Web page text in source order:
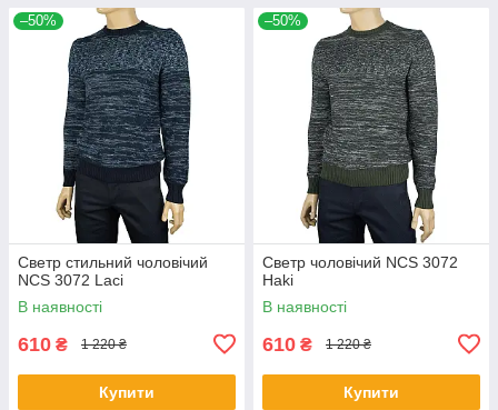
–50%
Светр стильний чоловічий
NCS 3072 Laci
В наявності
610 ₴ 1 220 ₴
Купити
–50%
Светр чоловічий NCS 3072
Haki
В наявності
610 ₴ 1 220 ₴
Купити